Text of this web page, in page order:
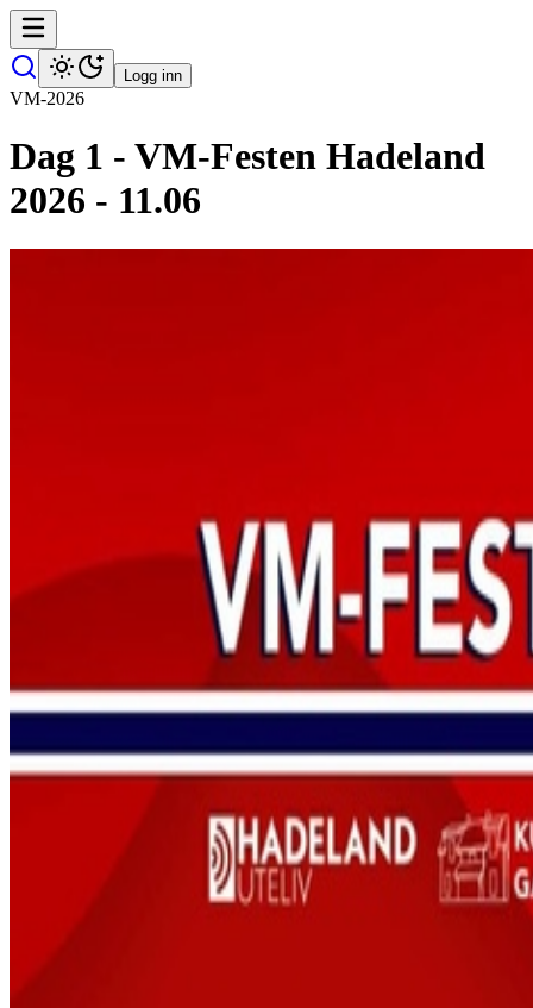
Logg inn
VM-2026
Dag 1 - VM-Festen Hadeland
2026 - 11.06